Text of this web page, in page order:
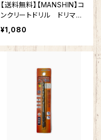
【送料無料】【MANSHIN】コ
ンクリートドリル ドリマ
ル 6.4mm 六角軸 陶
器タイル 木材 ブロッ
ク モルタル インパクト
用途ビット クロスシンニン
グ加工 切れ味抜群 作業
¥1,080